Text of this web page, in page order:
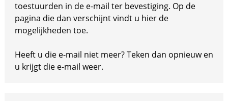
toestuurden in de e-mail ter bevestiging. Op de
pagina die dan verschijnt vindt u hier de
mogelijkheden toe.
Heeft u die e-mail niet meer? Teken dan opnieuw en
u krijgt die e-mail weer.